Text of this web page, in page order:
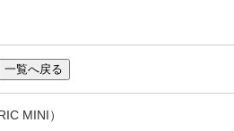
MINI）